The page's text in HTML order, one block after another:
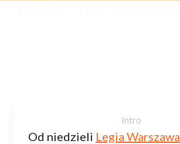
Od niedzieli Legia Warszawa